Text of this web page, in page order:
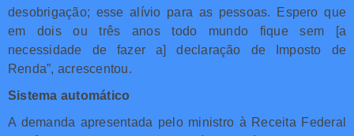
desobrigação; esse alívio para as pessoas. Espero que
em dois ou três anos todo mundo fique sem [a
necessidade de fazer a] declaração de Imposto de
Renda”, acrescentou.
Sistema automático
A demanda apresentada pelo ministro à Receita Federal